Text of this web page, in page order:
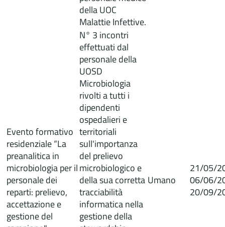
della UOC
Malattie Infettive.
Evento formativo
residenziale “La
preanalitica in
microbiologia per il
personale dei
reparti: prelievo,
accettazione e
gestione del
N° 3 incontri
effettuati dal
personale della
UOSD
Microbiologia
rivolti a tutti i
dipendenti
ospedalieri e
territoriali
sull'importanza
del prelievo
microbiologico e
della sua corretta
tracciabilità
informatica nella
gestione della
Umano
21/05/
06/06/
20/09/